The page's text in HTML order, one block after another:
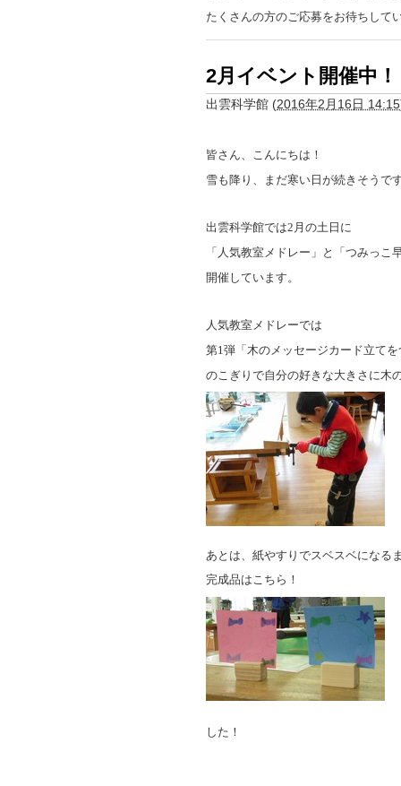
たくさんの方のご応募をお待ちして
2月イベント開催中
出雲科学館 (2016年2月16日 14:15
皆さん、こんにちは！
雪も降り、まだ寒い日が続きそうで
出雲科学館では2 月の土日に
「人気教室メドレー」と「つみっこ
開催しています。
人気教室メドレーでは
第1 弾「木のメッセージカード立て
のこぎりで自分の好きな大きさに木
あとは、紙やすりでスベスベになる
完成品はこちら！
した！